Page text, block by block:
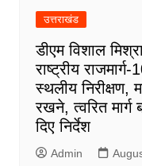
उत्तराखंड
डीएम विशाल
राष्ट्रीय
स्थलीय
रखने, त्वरित
दिए निर्देश
Admin